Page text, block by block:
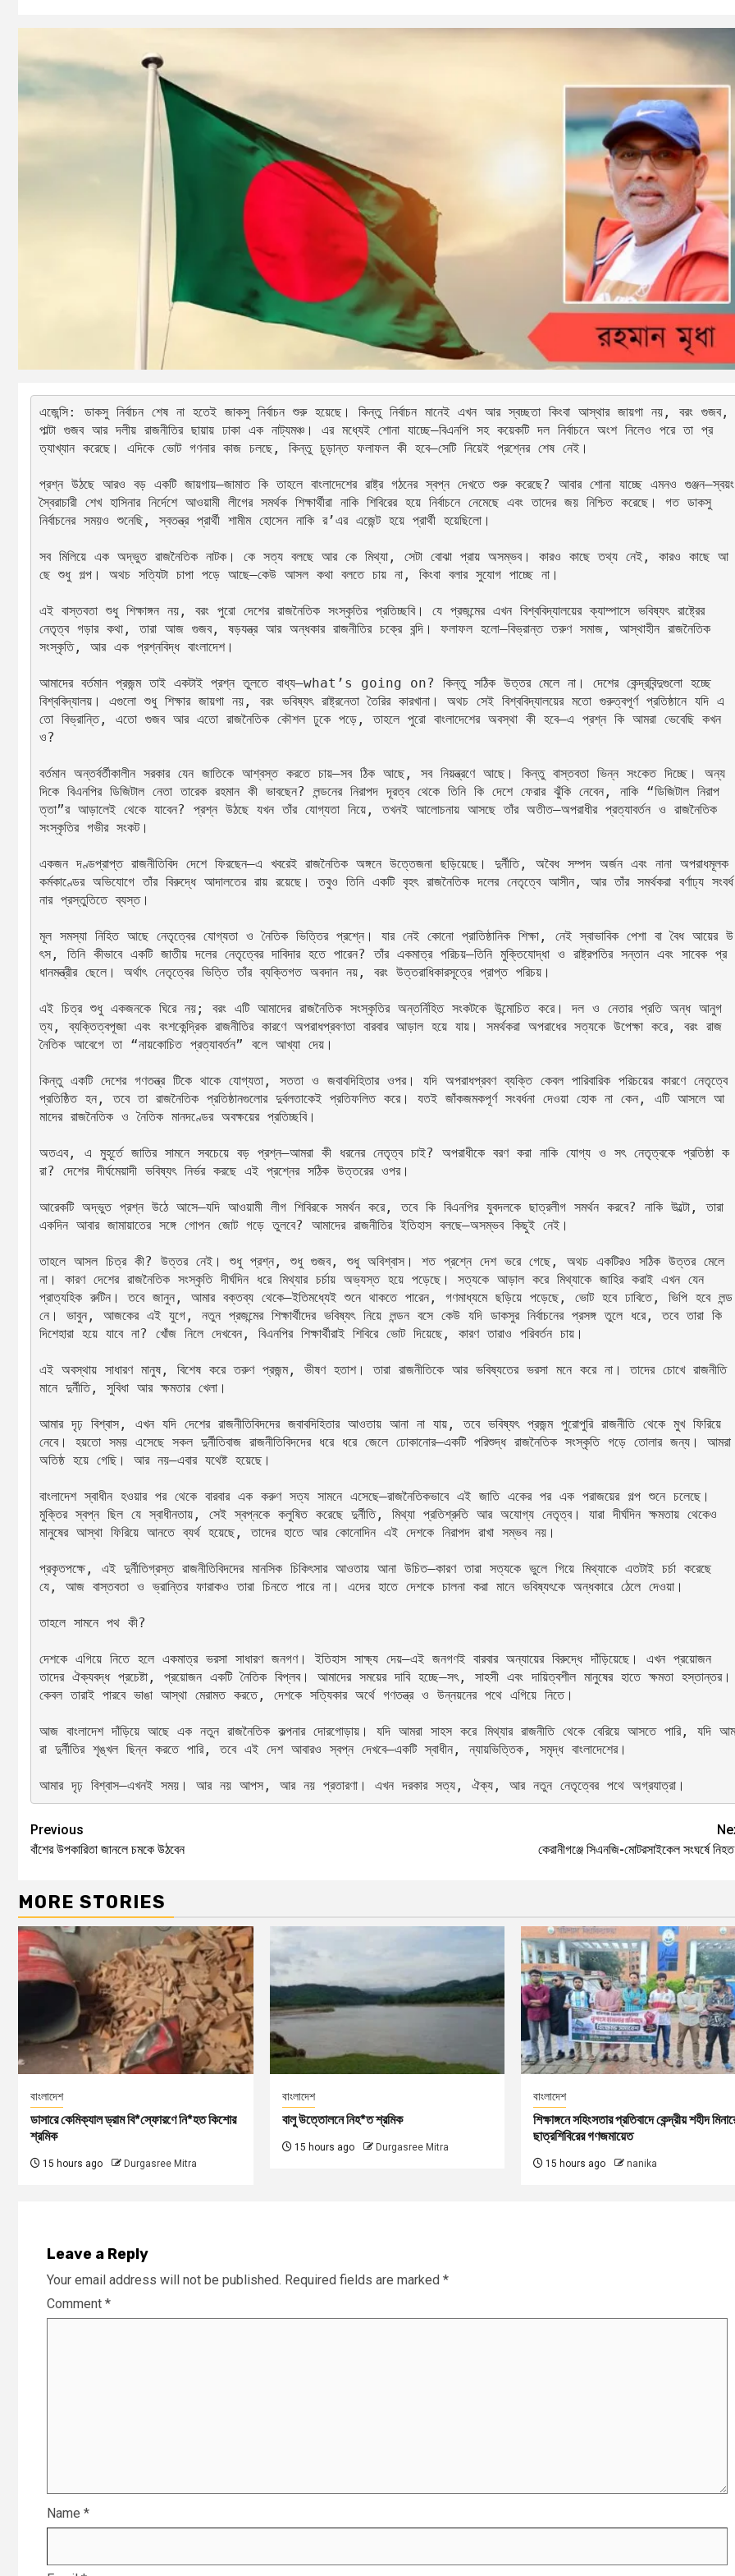
এজেন্সি: ডাকসু নির্বাচন শেষ না হতেই জাকসু নির্বাচন শুরু হয়েছে। কিন্তু নির্বাচন মানেই এখন আর স্বচ্ছতা কিংবা আস্থার জায়গা নয়, বরং গুজব,
পাল্টা গুজব আর দলীয় রাজনীতির ছায়ায় ঢাকা এক নাট্যমঞ্চ। এর মধ্যেই শোনা যাচ্ছে—বিএনপি সহ কয়েকটি দল নির্বাচনে অংশ নিলেও পরে তা প্র
ত্যাখ্যান করেছে। এদিকে ভোট গণনার কাজ চলছে, কিন্তু চূড়ান্ত ফলাফল কী হবে—সেটি নিয়েই প্রশ্নের শেষ নেই।
প্রশ্ন উঠছে আরও বড় একটি জায়গায়—জামাত কি তাহলে বাংলাদেশের রাষ্ট্র গঠনের স্বপ্ন দেখতে শুরু করেছে? আবার শোনা যাচ্ছে এমনও গুঞ্জন—স্বয়ং
স্বৈরাচারী শেখ হাসিনার নির্দেশে আওয়ামী লীগের সমর্থক শিক্ষার্থীরা নাকি শিবিরের হয়ে নির্বাচনে নেমেছে এবং তাদের জয় নিশ্চিত করেছে। গত ডাকসু
নির্বাচনের সময়ও শুনেছি, স্বতন্ত্র প্রার্থী শামীম হোসেন নাকি র’এর এজেন্ট হয়ে প্রার্থী হয়েছিলো।
সব মিলিয়ে এক অদ্ভুত রাজনৈতিক নাটক। কে সত্য বলছে আর কে মিথ্যা, সেটা বোঝা প্রায় অসম্ভব। কারও কাছে তথ্য নেই, কারও কাছে আ
ছে শুধু গল্প। অথচ সত্যিটা চাপা পড়ে আছে—কেউ আসল কথা বলতে চায় না, কিংবা বলার সুযোগ পাচ্ছে না।
এই বাস্তবতা শুধু শিক্ষাঙ্গন নয়, বরং পুরো দেশের রাজনৈতিক সংস্কৃতির প্রতিচ্ছবি। যে প্রজন্মের এখন বিশ্ববিদ্যালয়ের ক্যাম্পাসে ভবিষ্যৎ রাষ্ট্রের
নেতৃত্ব গড়ার কথা, তারা আজ গুজব, ষড়যন্ত্র আর অন্ধকার রাজনীতির চক্রে বন্দি। ফলাফল হলো—বিভ্রান্ত তরুণ সমাজ, আস্থাহীন রাজনৈতিক
সংস্কৃতি, আর এক প্রশ্নবিদ্ধ বাংলাদেশ।
আমাদের বর্তমান প্রজন্ম তাই একটাই প্রশ্ন তুলতে বাধ্য—what’s going on? কিন্তু সঠিক উত্তর মেলে না। দেশের কেন্দ্রবিন্দুগুলো হচ্ছে
বিশ্ববিদ্যালয়। এগুলো শুধু শিক্ষার জায়গা নয়, বরং ভবিষ্যৎ রাষ্ট্রনেতা তৈরির কারখানা। অথচ সেই বিশ্ববিদ্যালয়ের মতো গুরুত্বপূর্ণ প্রতিষ্ঠানে যদি এ
তো বিভ্রান্তি, এতো গুজব আর এতো রাজনৈতিক কৌশল ঢুকে পড়ে, তাহলে পুরো বাংলাদেশের অবস্থা কী হবে—এ প্রশ্ন কি আমরা ভেবেছি কখন
ও?
বর্তমান অন্তর্বর্তীকালীন সরকার যেন জাতিকে আশ্বস্ত করতে চায়—সব ঠিক আছে, সব নিয়ন্ত্রণে আছে। কিন্তু বাস্তবতা ভিন্ন সংকেত দিচ্ছে। অন্য
দিকে বিএনপির ডিজিটাল নেতা তারেক রহমান কী ভাবছেন? লন্ডনের নিরাপদ দূরত্ব থেকে তিনি কি দেশে ফেরার ঝুঁকি নেবেন, নাকি “ডিজিটাল নিরাপ
ত্তা”র আড়ালেই থেকে যাবেন? প্রশ্ন উঠছে যখন তাঁর যোগ্যতা নিয়ে, তখনই আলোচনায় আসছে তাঁর অতীত—অপরাধীর প্রত্যাবর্তন ও রাজনৈতিক
সংস্কৃতির গভীর সংকট।
একজন দণ্ডপ্রাপ্ত রাজনীতিবিদ দেশে ফিরছেন—এ খবরেই রাজনৈতিক অঙ্গনে উত্তেজনা ছড়িয়েছে। দুর্নীতি, অবৈধ সম্পদ অর্জন এবং নানা অপরাধমূলক
কর্মকাণ্ডের অভিযোগে তাঁর বিরুদ্ধে আদালতের রায় রয়েছে। তবুও তিনি একটি বৃহৎ রাজনৈতিক দলের নেতৃত্বে আসীন, আর তাঁর সমর্থকরা বর্ণাঢ্য সংবর্ধ
নার প্রস্তুতিতে ব্যস্ত।
মূল সমস্যা নিহিত আছে নেতৃত্বের যোগ্যতা ও নৈতিক ভিত্তির প্রশ্নে। যার নেই কোনো প্রাতিষ্ঠানিক শিক্ষা, নেই স্বাভাবিক পেশা বা বৈধ আয়ের উ
ৎস, তিনি কীভাবে একটি জাতীয় দলের নেতৃত্বের দাবিদার হতে পারেন? তাঁর একমাত্র পরিচয়—তিনি মুক্তিযোদ্ধা ও রাষ্ট্রপতির সন্তান এবং সাবেক প্র
ধানমন্ত্রীর ছেলে। অর্থাৎ নেতৃত্বের ভিত্তি তাঁর ব্যক্তিগত অবদান নয়, বরং উত্তরাধিকারসূত্রে প্রাপ্ত পরিচয়।
এই চিত্র শুধু একজনকে ঘিরে নয়; বরং এটি আমাদের রাজনৈতিক সংস্কৃতির অন্তর্নিহিত সংকটকে উন্মোচিত করে। দল ও নেতার প্রতি অন্ধ আনুগ
ত্য, ব্যক্তিত্বপূজা এবং বংশকেন্দ্রিক রাজনীতির কারণে অপরাধপ্রবণতা বারবার আড়াল হয়ে যায়। সমর্থকরা অপরাধের সত্যকে উপেক্ষা করে, বরং রাজ
নৈতিক আবেগে তা “নায়কোচিত প্রত্যাবর্তন” বলে আখ্যা দেয়।
কিন্তু একটি দেশের গণতন্ত্র টিকে থাকে যোগ্যতা, সততা ও জবাবদিহিতার ওপর। যদি অপরাধপ্রবণ ব্যক্তি কেবল পারিবারিক পরিচয়ের কারণে নেতৃত্বে
প্রতিষ্ঠিত হন, তবে তা রাজনৈতিক প্রতিষ্ঠানগুলোর দুর্বলতাকেই প্রতিফলিত করে। যতই জাঁকজমকপূর্ণ সংবর্ধনা দেওয়া হোক না কেন, এটি আসলে আ
মাদের রাজনৈতিক ও নৈতিক মানদণ্ডের অবক্ষয়ের প্রতিচ্ছবি।
অতএব, এ মুহূর্তে জাতির সামনে সবচেয়ে বড় প্রশ্ন—আমরা কী ধরনের নেতৃত্ব চাই? অপরাধীকে বরণ করা নাকি যোগ্য ও সৎ নেতৃত্বকে প্রতিষ্ঠা ক
রা? দেশের দীর্ঘমেয়াদী ভবিষ্যৎ নির্ভর করছে এই প্রশ্নের সঠিক উত্তরের ওপর।
আরেকটি অদ্ভুত প্রশ্ন উঠে আসে—যদি আওয়ামী লীগ শিবিরকে সমর্থন করে, তবে কি বিএনপির যুবদলকে ছাত্রলীগ সমর্থন করবে? নাকি উল্টো, তারা
একদিন আবার জামায়াতের সঙ্গে গোপন জোট গড়ে তুলবে? আমাদের রাজনীতির ইতিহাস বলছে—অসম্ভব কিছুই নেই।
তাহলে আসল চিত্র কী? উত্তর নেই। শুধু প্রশ্ন, শুধু গুজব, শুধু অবিশ্বাস। শত প্রশ্নে দেশ ভরে গেছে, অথচ একটিরও সঠিক উত্তর মেলে
না। কারণ দেশের রাজনৈতিক সংস্কৃতি দীর্ঘদিন ধরে মিথ্যার চর্চায় অভ্যস্ত হয়ে পড়েছে। সত্যকে আড়াল করে মিথ্যাকে জাহির করাই এখন যেন
প্রাত্যহিক রুটিন। তবে জানুন, আমার বক্তব্য থেকে—ইতিমধ্যেই শুনে থাকতে পারেন, গণমাধ্যমে ছড়িয়ে পড়েছে, ভোট হবে ঢাবিতে, ভিপি হবে লন্ড
নে। ভাবুন, আজকের এই যুগে, নতুন প্রজন্মের শিক্ষার্থীদের ভবিষ্যৎ নিয়ে লন্ডন বসে কেউ যদি ডাকসুর নির্বাচনের প্রসঙ্গ তুলে ধরে, তবে তারা কি
দিশেহারা হয়ে যাবে না? খোঁজ নিলে দেখবেন, বিএনপির শিক্ষার্থীরাই শিবিরে ভোট দিয়েছে, কারণ তারাও পরিবর্তন চায়।
এই অবস্থায় সাধারণ মানুষ, বিশেষ করে তরুণ প্রজন্ম, ভীষণ হতাশ। তারা রাজনীতিকে আর ভবিষ্যতের ভরসা মনে করে না। তাদের চোখে রাজনীতি
মানে দুর্নীতি, সুবিধা আর ক্ষমতার খেলা।
আমার দৃঢ় বিশ্বাস, এখন যদি দেশের রাজনীতিবিদদের জবাবদিহিতার আওতায় আনা না যায়, তবে ভবিষ্যৎ প্রজন্ম পুরোপুরি রাজনীতি থেকে মুখ ফিরিয়ে
নেবে। হয়তো সময় এসেছে সকল দুর্নীতিবাজ রাজনীতিবিদদের ধরে ধরে জেলে ঢোকানোর—একটি পরিশুদ্ধ রাজনৈতিক সংস্কৃতি গড়ে তোলার জন্য। আমরা
অতিষ্ঠ হয়ে গেছি। আর নয়—এবার যথেষ্ট হয়েছে।
বাংলাদেশ স্বাধীন হওয়ার পর থেকে বারবার এক করুণ সত্য সামনে এসেছে—রাজনৈতিকভাবে এই জাতি একের পর এক পরাজয়ের গল্প শুনে চলেছে।
মুক্তির স্বপ্ন ছিল যে স্বাধীনতায়, সেই স্বপ্নকে কলুষিত করেছে দুর্নীতি, মিথ্যা প্রতিশ্রুতি আর অযোগ্য নেতৃত্ব। যারা দীর্ঘদিন ক্ষমতায় থেকেও
মানুষের আস্থা ফিরিয়ে আনতে ব্যর্থ হয়েছে, তাদের হাতে আর কোনোদিন এই দেশকে নিরাপদ রাখা সম্ভব নয়।
প্রকৃতপক্ষে, এই দুর্নীতিগ্রস্ত রাজনীতিবিদদের মানসিক চিকিৎসার আওতায় আনা উচিত—কারণ তারা সত্যকে ভুলে গিয়ে মিথ্যাকে এতটাই চর্চা করেছে
যে, আজ বাস্তবতা ও ভ্রান্তির ফারাকও তারা চিনতে পারে না। এদের হাতে দেশকে চালনা করা মানে ভবিষ্যৎকে অন্ধকারে ঠেলে দেওয়া।
তাহলে সামনে পথ কী?
দেশকে এগিয়ে নিতে হলে একমাত্র ভরসা সাধারণ জনগণ। ইতিহাস সাক্ষ্য দেয়—এই জনগণই বারবার অন্যায়ের বিরুদ্ধে দাঁড়িয়েছে। এখন প্রয়োজন
তাদের ঐক্যবদ্ধ প্রচেষ্টা, প্রয়োজন একটি নৈতিক বিপ্লব। আমাদের সময়ের দাবি হচ্ছে—সৎ, সাহসী এবং দায়িত্বশীল মানুষের হাতে ক্ষমতা হস্তান্তর।
কেবল তারাই পারবে ভাঙা আস্থা মেরামত করতে, দেশকে সত্যিকার অর্থে গণতন্ত্র ও উন্নয়নের পথে এগিয়ে নিতে।
আজ বাংলাদেশ দাঁড়িয়ে আছে এক নতুন রাজনৈতিক কল্পনার দোরগোড়ায়। যদি আমরা সাহস করে মিথ্যার রাজনীতি থেকে বেরিয়ে আসতে পারি, যদি আম
রা দুর্নীতির শৃঙ্খল ছিন্ন করতে পারি, তবে এই দেশ আবারও স্বপ্ন দেখবে—একটি স্বাধীন, ন্যায়ভিত্তিক, সমৃদ্ধ বাংলাদেশের।
আমার দৃঢ় বিশ্বাস—এখনই সময়। আর নয় আপস, আর নয় প্রতারণা। এখন দরকার সত্য, ঐক্য, আর নতুন নেতৃত্বের পথে অগ্রযাত্রা।
Previous
বাঁশের উপকারিতা জানলে চমকে উঠবেন
কেরানীগঞ্জে সিএনজি-মোটরসাইকেল সংঘর্ষে
MORE STORIES
বাংলাদেশ
ডাসারে কেমিক্যাল ড্রাম বি*স্ফোরণে নি*হত কিশোর
শ্রমিক
15 hours ago Durgasree Mitra
বাংলাদেশ
বালু উত্তোলনে নিহ*ত শ্রমিক
15 hours ago Durgasree Mitra
বাংলাদেশ
শিক্ষাঙ্গনে সহিংসতার প্রতিবাদে কেন্দ্রীয় শহীদ
ছাত্রশিবিরের গণজমায়েত
15 hours ago nanika
Leave a Reply
Your email address will not be published. Required fields are marked *
Comment *
Name *